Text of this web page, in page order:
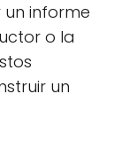
informe
o la
un